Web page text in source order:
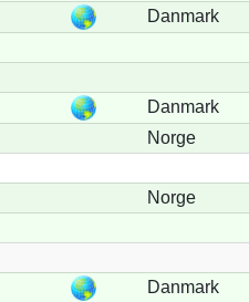
Danmark
Danmark
Norge
Norge
Danmark